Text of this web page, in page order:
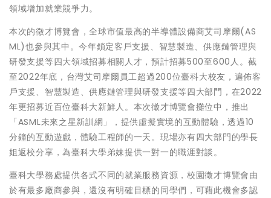
領域增加就業競爭力。
本次的徵才博覽會，全球市值最高的半導體設備商艾司摩爾(AS
ML)也參與其中。今年鎖定客戶支援、智慧製造、供應鏈管理與
研發支援等四大領域招募相關人才，預計招募500至600人。截
至2022年底，台灣艾司摩爾員工超過200位臺科大校友，遍佈客
戶支援、智慧製造、供應鏈管理與研發支援等四大部門，在2022
年更招募近百位臺科大新鮮人。本次徵才博覽會攤位中，推出
「ASML未來之星新訓網」，提供虛擬實境的互動體驗，透過10
分鐘的互動遊戲，體驗工程師的一天。現場亦有四大部門的學長
姐返校分享，為臺科大學弟妹提供一對一的職涯對談。
臺科大學務處提供各式不同的就業服務資源，校園徵才博覽會由
於有最多廠商參與，還沒有明確目標的同學們，可藉此機會多認